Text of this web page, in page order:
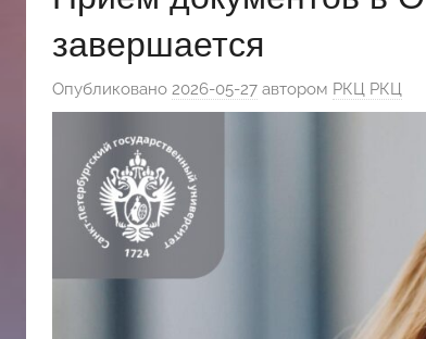
罗
斯
中
завершается
Опубликовано 2026-05-27 автором РКЦ РКЦ